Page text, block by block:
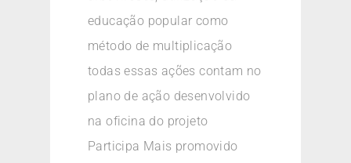
educação popular como
método de multiplicação
todas essas ações contam no
plano de ação desenvolvido
na oficina do projeto
Participa Mais promovido